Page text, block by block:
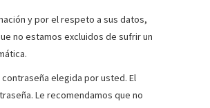
y por el respeto a sus datos,
no estamos excluidos de sufrir un
elegida por usted. El
Le recomendamos que no